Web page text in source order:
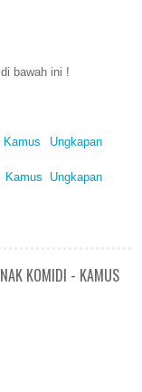
bawah ini !
Ungkapan
Ungkapan
KOMIDI - KAMUS